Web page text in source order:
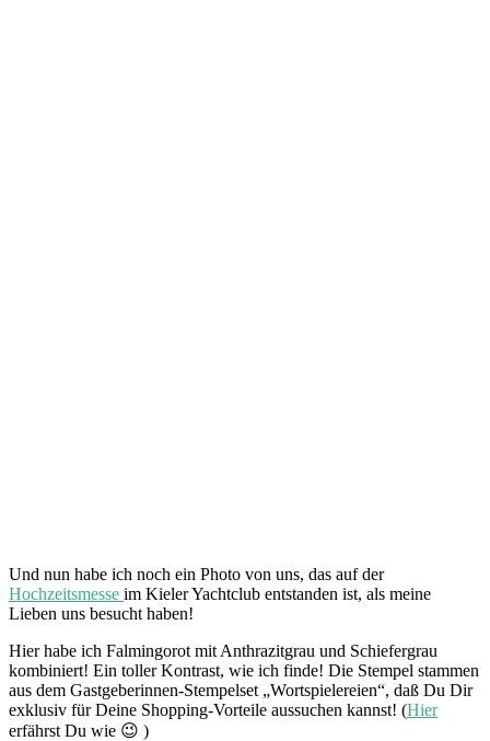
Und nun habe ich noch ein Photo von uns, das auf der
Hochzeitsmesse im Kieler Yachtclub entstanden ist, als meine
Lieben uns besucht haben!
Hier habe ich Falmingorot mit Anthrazitgrau und Schiefergrau
kombiniert! Ein toller Kontrast, wie ich finde! Die Stempel stammen
aus dem Gastgeberinnen-Stempelset „Wortspielereien“, daß Du Dir
exklusiv für Deine Shopping-Vorteile aussuchen kannst! (Hier
erfährst Du wie 😉 )